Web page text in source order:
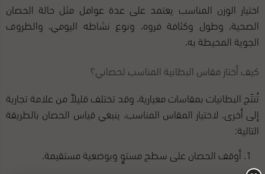
اختيار الوزن المناسب يعتمد على عدة عوامل مثل حالة الحصان
الصحية، وطول وكثافة فروه، ونوع نشاطه اليومي، والظروف
الجوية المحيطة به.
كيف أختار مقاس البطانية المناسب لحصاني؟
تُنتَج البطانيات بمقاسات معيارية، وقد تختلف قليلاً من علامة تجارية
إلى أخرى. لاختيار المقاس المناسب، ينبغي قياس الحصان بالطريقة
التالية:
أوقف الحصان على سطح مستوٍ وبوضعية مستقيمة.